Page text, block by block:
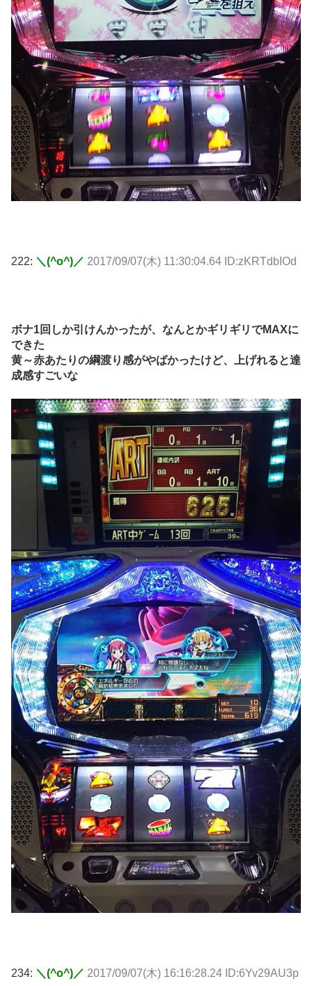
222: ＼(^o^)／ 2017/09/07(木) 11:30:04.64 ID:zKRTdbIOd
ボナ1回しか引けんかったが、なんとかギリギリでMAXに
できた
黄～赤あたりの綱渡り感がやばかったけど、上げれると達
成感すごいな
234: ＼(^o^)／ 2017/09/07(木) 16:16:28.24 ID:6Yv29AU3p